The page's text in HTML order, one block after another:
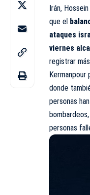
Irán,
que el
ataques
viernes
registrar
Kermanpour
donde
personas
personas